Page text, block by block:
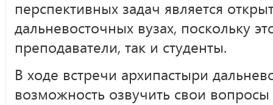
перспективных задач является
дальневосточных вузах, поскольку
преподаватели, так и студенты.
В ходе встречи архипастыри
возможность озвучить свои